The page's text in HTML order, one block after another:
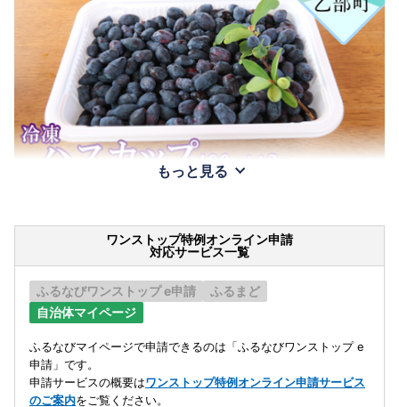
もっと見る
ワンストップ特例オンライン申請
対応サービス一覧
ふるなびワンストップ e申請
ふるまど
自治体マイページ
ふるなびマイページで申請できるのは「ふるなびワンストップ e
申請」です。
申請サービスの概要はワンストップ特例オンライン申請サービス
のご案内をご覧ください。